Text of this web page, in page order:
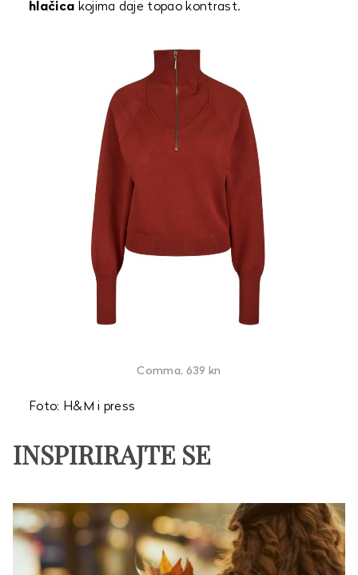
hlačica kojima daje topao kontrast.
Comma, 639 kn
Foto: H&M i press
INSPIRIRAJTE SE